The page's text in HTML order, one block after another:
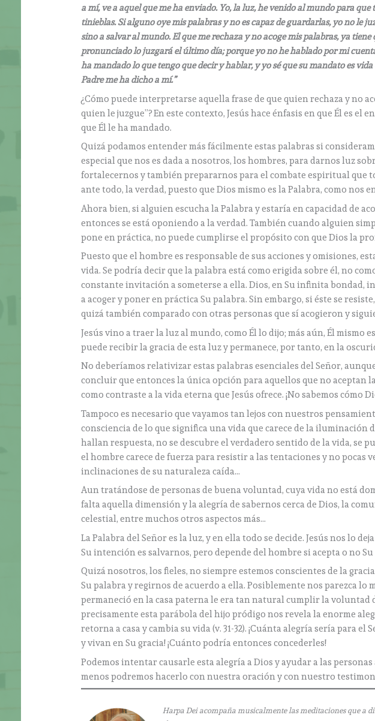
a mí, ve a aquel que me ha enviado. Yo, la luz, he venido al mundo para
tinieblas. Si alguno oye mis palabras y no es capaz de guardarlas, yo no le
sino a salvar al mundo. El que me rechaza y no acoge mis palabras, ya
pronunciado lo juzgará el último día; porque yo no he hablado por mi
ha mandado lo que tengo que decir y hablar, y yo sé que su mandato es vida
Padre me ha dicho a mí.”
¿Cómo puede interpretarse aquella frase de que quien rechaza y no
quien le juzgue”? En este contexto, Jesús hace énfasis en que Él es el
que Él le ha mandado.
Quizá podamos entender más fácilmente estas palabras si
especial que nos es dada a nosotros, los hombres, para darnos luz
fortalecernos y también prepararnos para el combate espiritual que
ante todo, la verdad, puesto que Dios mismo es la Palabra, como nos
Ahora bien, si alguien escucha la Palabra y estaría en capacidad de
entonces se está oponiendo a la verdad. También cuando alguien
pone en práctica, no puede cumplirse el propósito con que Dios la
Puesto que el hombre es responsable de sus acciones y omisiones,
vida. Se podría decir que la palabra está como erigida sobre él, no
constante invitación a someterse a ella. Dios, en Su infinita bondad,
a acoger y poner en práctica Su palabra. Sin embargo, si éste se
quizá también comparado con otras personas que sí acogieron y
Jesús vino a traer la luz al mundo, como Él lo dijo; más aún, Él mismo
puede recibir la gracia de esta luz y permanece, por tanto, en la
No deberíamos relativizar estas palabras esenciales del Señor,
concluir que entonces la única opción para aquellos que no aceptan
como contraste a la vida eterna que Jesús ofrece. ¡No sabemos
Tampoco es necesario que vayamos tan lejos con nuestros
consciencia de lo que significa una vida que carece de la iluminación
hallan respuesta, no se descubre el verdadero sentido de la vida, se
el hombre carece de fuerza para resistir a las tentaciones y no pocas
inclinaciones de su naturaleza caída…
Aun tratándose de personas de buena voluntad, cuya vida no está
falta aquella dimensión y la alegría de sabernos cerca de Dios, la
celestial, entre muchos otros aspectos más…
La Palabra del Señor es la luz, y en ella todo se decide. Jesús nos lo
Su intención es salvarnos, pero depende del hombre si acepta o no Su
Quizá nosotros, los fieles, no siempre estemos conscientes de la
Su palabra y regirnos de acuerdo a ella. Posiblemente nos parezca lo
permaneció en la casa paterna le era tan natural cumplir la voluntad
precisamente esta parábola del hijo pródigo nos revela la enorme
retorna a casa y cambia su vida (v. 31-32). ¡Cuánta alegría sería para el
y vivan en Su gracia! ¡Cuánto podría entonces concederles!
Podemos intentar causarle esta alegría a Dios y ayudar a las
menos podremos hacerlo con nuestra oración y con nuestro
Harpa Dei acompaña musicalmente las meditaciones que a